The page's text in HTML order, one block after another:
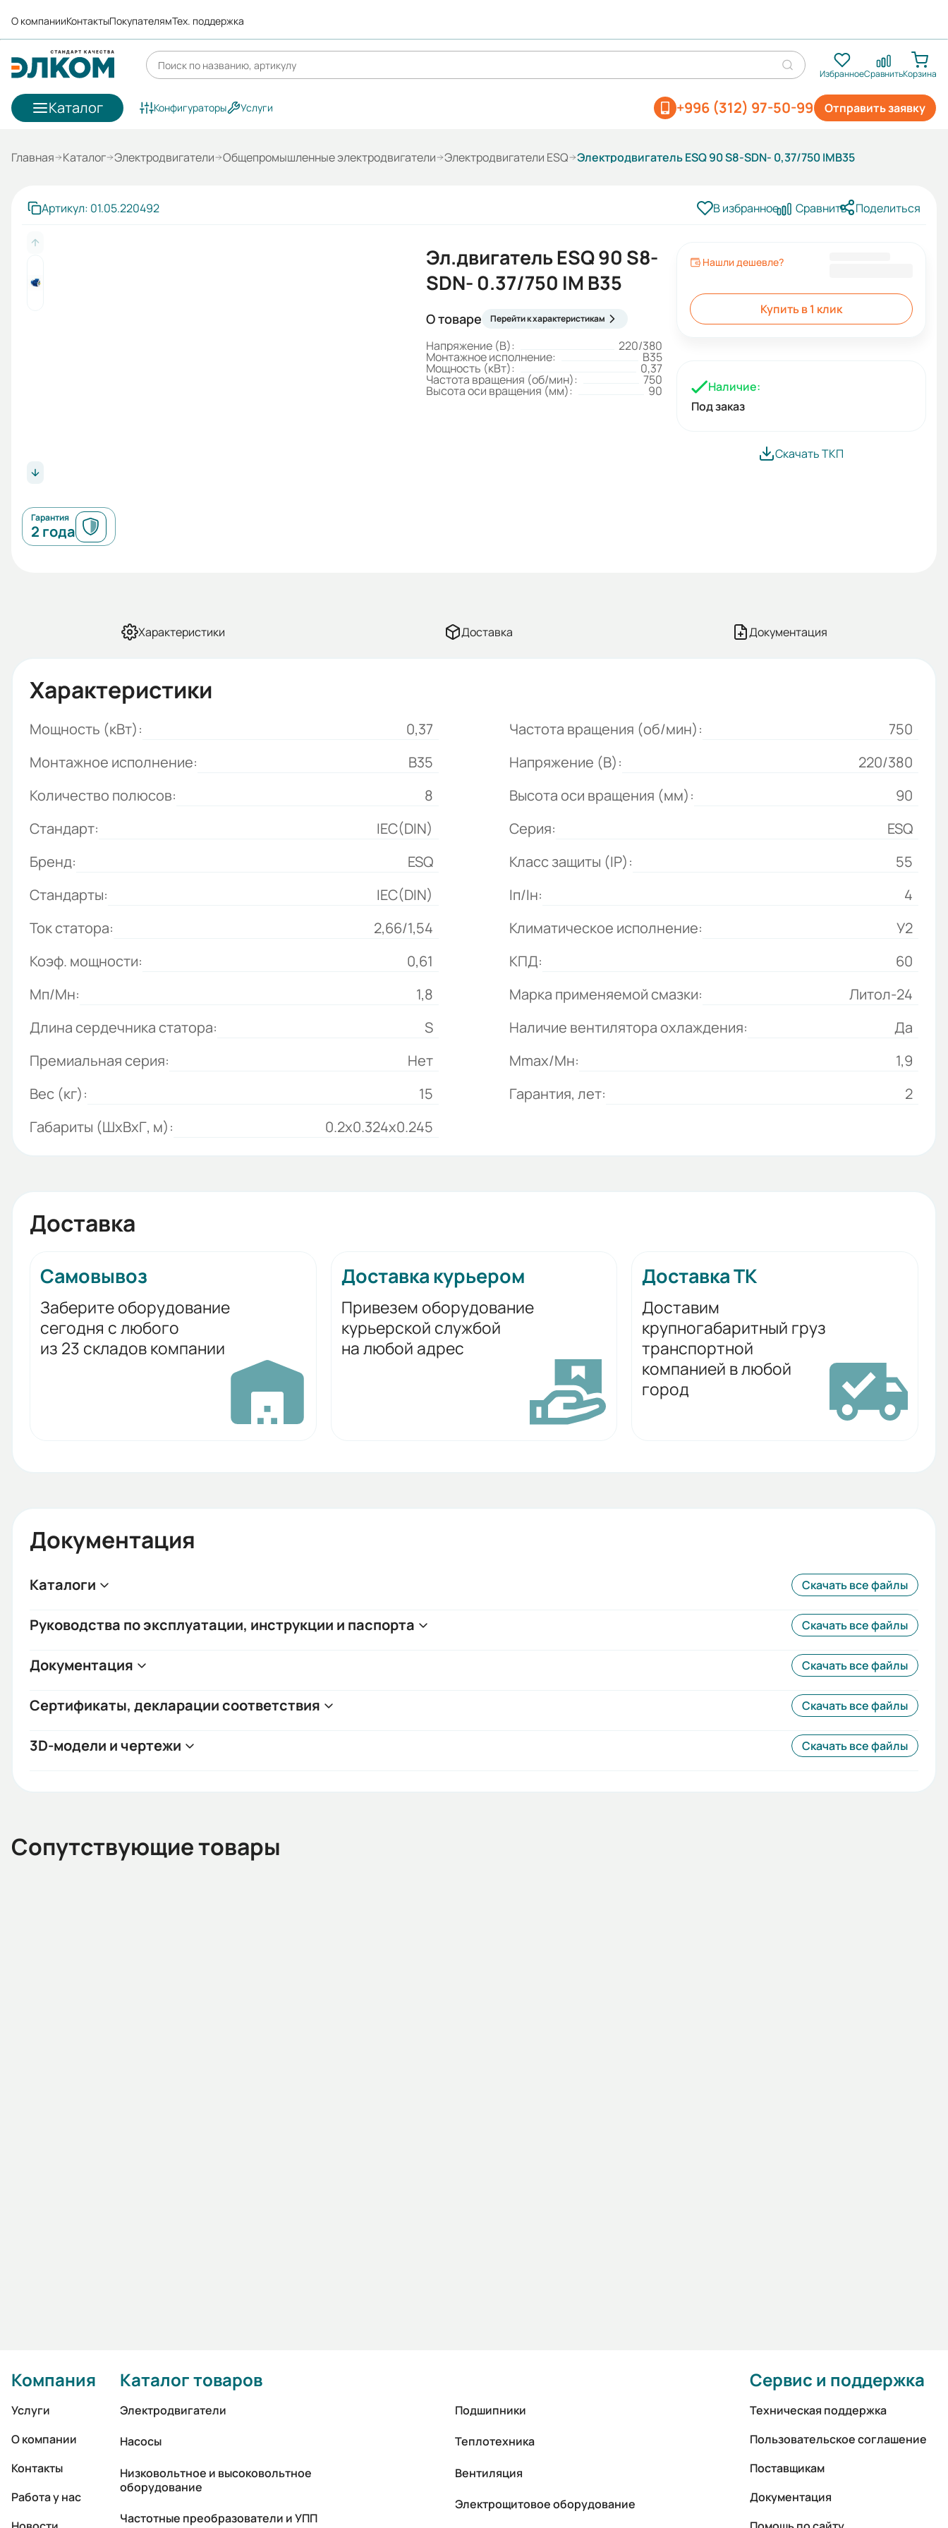
О компанииКонтактыПокупателямТех. поддержка
ИзбранноеСравнитьКорзина
Каталог Отправить заявку
+996 (312) 97-50-99
Конфигураторы Услуги
Главная Каталог Электродвигатели Общепромышленные электродвигатели Электродвигатели ESQ Электродвигатель ESQ 90 S8-SDN- 0,37/750 IMB35
Артикул: 01.05.220492 В избранное Сравнить Поделиться
Гарантия
2 года
Эл.двигатель ESQ 90 S8-
SDN- 0.37/750 IM B35
О товаре Перейти к характеристикам
Напряжение (В): 220/380
Монтажное исполнение: B35
Мощность (кВт): 0,37
Частота вращения (об/мин): 750
Высота оси вращения (мм): 90
Нашли дешевле?
Купить в 1 клик
Наличие:
Под заказ
Скачать ТКП
Характеристики Доставка Документация
Характеристики
Мощность (кВт): 0,37 Частота вращения (об/мин):
750
Монтажное исполнение:
B35 Напряжение (В):
220/380
Количество полюсов:
8 Высота оси вращения (мм):
90
Стандарт:
IEC(DIN) Серия:
ESQ
Бренд:
ESQ Класс защиты (IP):
55
Стандарты:
IEC(DIN) Iп/Iн:
4
Ток статора:
2,66/1,54 Климатическое исполнение:
У2
Коэф. мощности:
0,61 КПД:
60
Мп/Мн:
1,8 Марка применяемой смазки:
Литол-24
Длина сердечника статора:
S Наличие вентилятора охлаждения:
Да
Премиальная серия:
Нет Mmax/Mн:
1,9
Вес (кг):
15 Гарантия, лет:
2
Габариты (ШхВхГ, м):
0.2x0.324x0.245
Доставка
Самовывоз
Заберите оборудование
сегодня с любого
из 23 складов компании
Доставка курьером
Привезем оборудование
курьерской службой
на любой адрес
Доставка ТК
Доставим
крупногабаритный груз
транспортной
компанией в любой
город
Документация
Каталоги Скачать все файлы
Руководства по эксплуатации, инструкции и паспорта Скачать все файлы
Документация Скачать все файлы
Сертификаты, декларации соответствия Скачать все файлы
3D-модели и чертежи Скачать все файлы
Сопутствующие товары
Компания
Услуги
О компании
Контакты
Работа у нас
Каталог товаров
Электродвигатели
Насосы
Низковольтное и высоковольтное
оборудование
Частотные преобразователи и УПП
Подшипники
Теплотехника
Вентиляция
Электрощитовое оборудование
Сервис и поддержка
Техническая поддержка
Пользовательское соглашение
Поставщикам
Документация